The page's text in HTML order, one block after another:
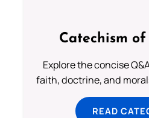
Catechism of
Explore the concise
faith, doctrine, and
READ